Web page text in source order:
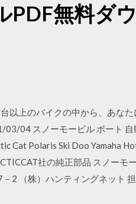
PDF無料ダ
以上のバイクの中から、あなた
04 スノーモービル ボート
Cat Polaris Ski Doo Yamaha
社の純正部品 スノーモ
2 （株）ハンティングネット